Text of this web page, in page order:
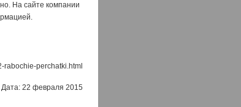
На сайте компании
rabochie-perchatki.html
Дата: 22 февраля 2015